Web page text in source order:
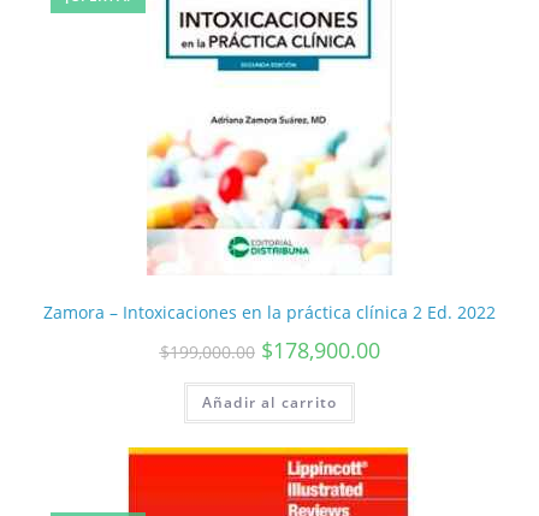
Zamora – Intoxicaciones en la práctica clínica 2 Ed. 2022
$199,000.00 $178,900.00
Añadir al carrito